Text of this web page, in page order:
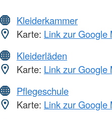
Kleiderkammer
Karte: Link zur Google
Kleiderläden
Karte: Link zur Google
Pflegeschule
Karte: Link zur Google